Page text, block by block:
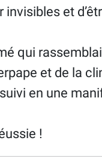
et
qui
et de la
en une
!